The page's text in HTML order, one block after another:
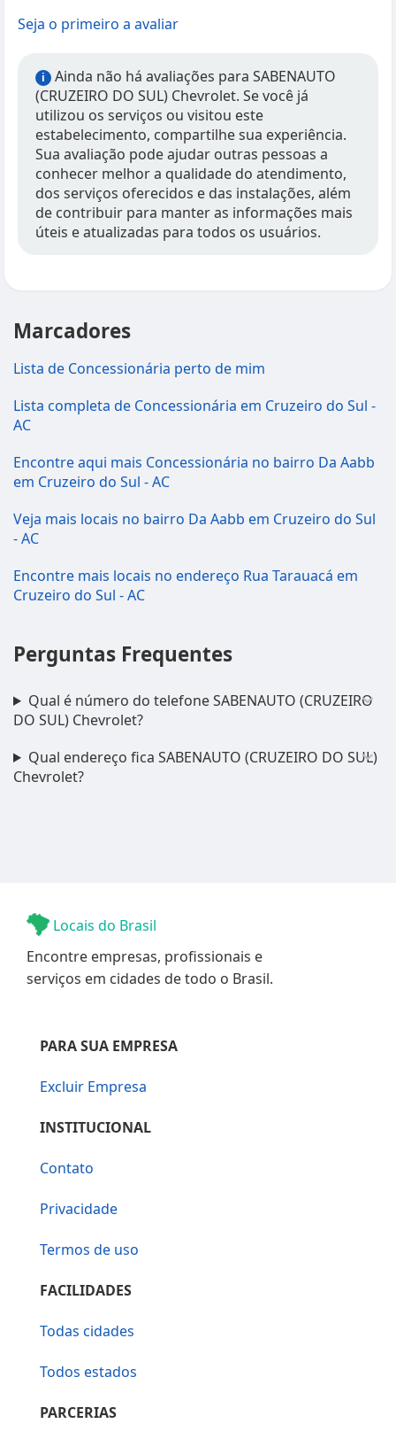
Seja o primeiro a avaliar
i
Ainda não há avaliações para SABENAUTO
(CRUZEIRO DO SUL) Chevrolet. Se você já
utilizou os serviços ou visitou este
estabelecimento, compartilhe sua experiência.
Sua avaliação pode ajudar outras pessoas a
conhecer melhor a qualidade do atendimento,
dos serviços oferecidos e das instalações, além
de contribuir para manter as informações mais
úteis e atualizadas para todos os usuários.
Marcadores
Lista de Concessionária perto de mim
Lista completa de Concessionária em Cruzeiro do Sul -
AC
Encontre aqui mais Concessionária no bairro Da Aabb
em Cruzeiro do Sul - AC
Veja mais locais no bairro Da Aabb em Cruzeiro do Sul
- AC
Encontre mais locais no endereço Rua Tarauacá em
Cruzeiro do Sul - AC
Perguntas Frequentes
Qual é número do telefone SABENAUTO (CRUZEIRO
DO SUL) Chevrolet?
Qual endereço fica SABENAUTO (CRUZEIRO DO SUL)
Chevrolet?
Locais do Brasil
Encontre empresas, profissionais e
serviços em cidades de todo o Brasil.
PARA SUA EMPRESA
Excluir Empresa
INSTITUCIONAL
Contato
Privacidade
Termos de uso
FACILIDADES
Todas cidades
Todos estados
PARCERIAS